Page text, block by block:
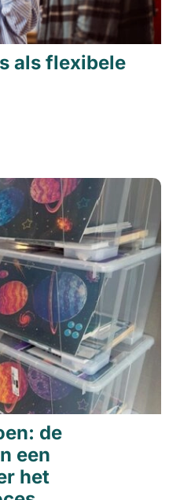
als flexibele
de
een
het